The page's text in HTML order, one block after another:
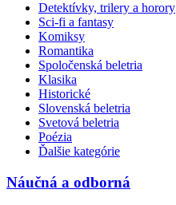
Detektívky, trilery a horory
Sci-fi a fantasy
Komiksy
Romantika
Spoločenská beletria
Klasika
Historické
Slovenská beletria
Svetová beletria
Poézia
Ďalšie kategórie
Náučná a odborná